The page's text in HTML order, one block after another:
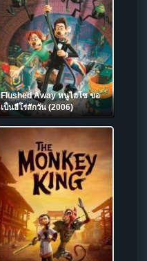
Flushed Away หนูไฮโซ ขอ
เป็นฮีโร่สักวัน (2006)